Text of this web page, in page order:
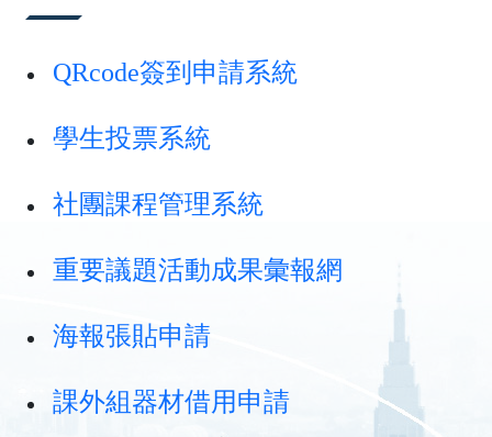
QRcode簽到申請系統
學生投票系統
社團課程管理系統
重要議題活動成果彙報網
海報張貼申請
課外組器材借用申請